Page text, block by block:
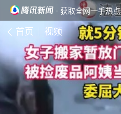
· 获取全网一手热点
首页 视频